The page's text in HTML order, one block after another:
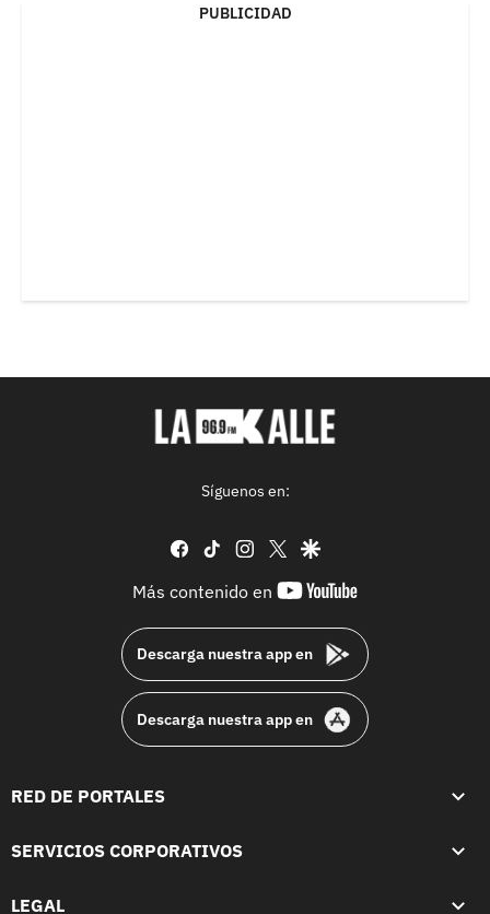
PUBLICIDAD
Síguenos en:
facebook
tiktok instagram
twittergoogle
Más contenido en
youtube-
Descarga nuestra app en
Descarga nuestra app en
RED DE PORTALES
SERVICIOS CORPORATIVOS
LEGAL